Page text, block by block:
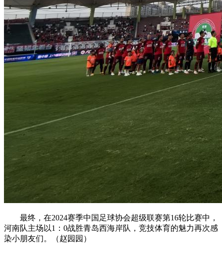
最终，在2024赛季中国足球协会超级联赛第16轮比赛中，
河南队主场以1：0战胜青岛西海岸队，竞技体育的魅力再次感
染小朋友们。（赵园园）